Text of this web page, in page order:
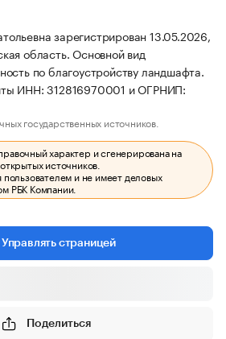
зарегистрирован 13.05.2026,
область. Основной вид
по благоустройству ландшафта.
ИНН: 312816970001 и ОГРНИП:
государственных источников.
характер и сгенерирована на
источников.
пользователем и не имеет деловых
РБК Компании.
Управлять страницей
Поделиться